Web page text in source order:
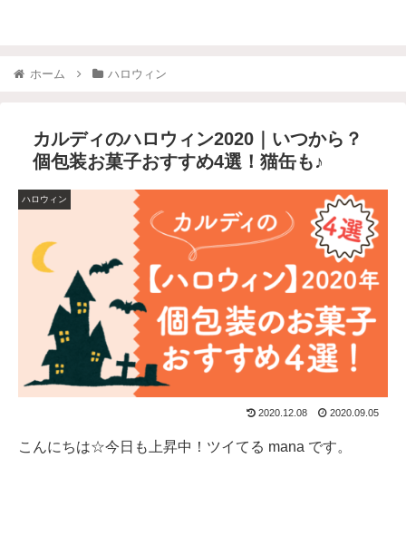
ホーム ハロウィン
カルディのハロウィン2020｜いつから？
個包装お菓子おすすめ4選！猫缶も♪
ハロウィン
2020.12.08 2020.09.05
こんにちは☆今日も上昇中！ツイてる mana です。